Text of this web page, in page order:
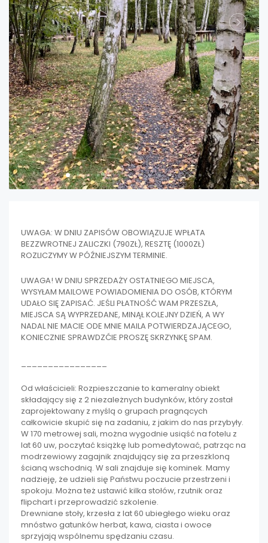
UWAGA: W DNIU ZAPISÓW OBOWIĄZUJE WPŁATA
BEZZWROTNEJ ZALICZKI (790ZŁ), RESZTĘ (1000ZŁ)
ROZLICZYMY W PÓŹNIEJSZYM TERMINIE.
UWAGA! W DNIU SPRZEDAŻY OSTATNIEGO MIEJSCA,
WYSYŁAM MAILOWE POWIADOMIENIA DO OSÓB, KTÓRYM
UDAŁO SIĘ ZAPISAĆ. JEŚLI PŁATNOŚĆ WAM PRZESZŁA,
MIEJSCA SĄ WYPRZEDANE, MINĄŁ KOLEJNY DZIEŃ, A WY
NADAL NIE MACIE ODE MNIE MAILA POTWIERDZAJĄCEGO,
KONIECZNIE SPRAWDZĆIE PROSZĘ SKRZYNKĘ SPAM.
Od właścicieli: Rozpieszczanie to kameralny obiekt
składający się z 2 niezależnych budynków, który został
zaprojektowany z myślą o grupach pragnących
całkowicie skupić się na zadaniu, z jakim do nas przybyły.
W 170 metrowej sali, można wygodnie usiąść na fotelu z
lat 60 uw, poczytać książkę lub pomedytować, patrząc na
modrzewiowy zagajnik znajdujący się za przeszkloną
ścianą wschodnią. W sali znajduje się kominek. Mamy
nadzieję, że udzieli się Państwu poczucie przestrzeni i
spokoju. Można też ustawić kilka stołów, rzutnik oraz
flipchart i przeprowadzić szkolenie.
Drewniane stoły, krzesła z lat 60 ubiegłego wieku oraz
mnóstwo gatunków herbat, kawa, ciasta i owoce
sprzyjają wspólnemu spędzaniu czasu.